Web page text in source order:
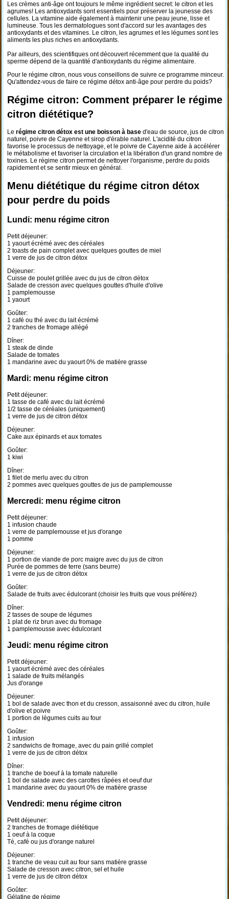
Les crèmes anti-âge ont toujours le même ingrédient secret: le citron et les
agrumes! Les antioxydants sont essentiels pour préserver la jeunesse des
cellules. La vitamine aide également à maintenir une peau jeune, lisse et
lumineuse. Tous les dermatologues sont d'accord sur les avantages des
antioxydants et des vitamines. Le citron, les agrumes et les légumes sont les
aliments les plus riches en antioxydants.
Par ailleurs, des scientifiques ont découvert récemment que la qualité du
sperme dépend de la quantité d'antioxydants du régime alimentaire.
Pour le régime citron, nous vous conseillons de suivre ce programme minceur.
Qu'attendez-vous de faire ce régime détox anti-âge pour perdre du poids?
Régime citron: Comment préparer le régime
citron diététique?
Le régime citron détox est une boisson à base d'eau de source, jus de citron
naturel, poivre de Cayenne et sirop d'érable naturel. L'acidité du citron
favorise le processus de nettoyage, et le poivre de Cayenne aide à accélérer
le métabolisme et favoriser la circulation et la libération d'un grand nombre de
toxines. Le régime citron permet de nettoyer l'organisme, perdre du poids
rapidement et se sentir mieux en général.
Menu diététique du régime citron détox
pour perdre du poids
Lundi: menu régime citron
Petit déjeuner:
1 yaourt écrémé avec des céréales
2 toasts de pain complet avec quelques gouttes de miel
1 verre de jus de citron détox
Déjeuner:
Cuisse de poulet grillée avec du jus de citron détox
Salade de cresson avec quelques gouttes d'huile d'olive
1 pamplemousse
1 yaourt
Goûter:
1 café ou thé avec du lait écrémé
2 tranches de fromage allégé
Dîner:
1 steak de dinde
Salade de tomates
1 mandarine avec du yaourt 0% de matière grasse
Mardi: menu régime citron
Petit déjeuner:
1 tasse de café avec du lait écrémé
1/2 tasse de céréales (uniquement)
1 verre de jus de citron détox
Déjeuner:
Cake aux épinards et aux tomates
Goûter:
1 kiwi
Dîner:
1 filet de merlu avec du citron
2 pommes avec quelques gouttes de jus de pamplemousse
Mercredi: menu régime citron
Petit déjeuner:
1 infusion chaude
1 verre de pamplemousse et jus d'orange
1 pomme
Déjeuner:
1 portion de viande de porc maigre avec du jus de citron
Purée de pommes de terre (sans beurre)
1 verre de jus de citron détox
Goûter:
Salade de fruits avec édulcorant (choisir les fruits que vous préférez)
Dîner:
2 tasses de soupe de légumes
1 plat de riz brun avec du fromage
1 pamplemousse avec édulcorant
Jeudi: menu régime citron
Petit déjeuner:
1 yaourt écrémé avec des céréales
1 salade de fruits mélangés
Jus d'orange
Déjeuner:
1 bol de salade avec thon et du cresson, assaisonné avec du citron, huile
d'olive et poivre
1 portion de légumes cuits au four
Goûter:
1 infusion
2 sandwichs de fromage, avec du pain grillé complet
1 verre de jus de citron détox
Dîner:
1 tranche de boeuf à la tomate naturelle
1 bol de salade avec des carottes râpées et oeuf dur
1 mandarine avec du yaourt 0% de matière grasse
Vendredi: menu régime citron
Petit déjeuner:
2 tranches de fromage diététique
1 oeuf à la coque
Té, café ou jus d'orange naturel
Déjeuner:
1 tranche de veau cuit au four sans matière grasse
Salade de cresson avec citron, sel et huile
1 verre de jus de citron détox
Goûter:
Gélatine de régime